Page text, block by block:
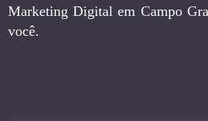
Marketing Digital em Campo
você.